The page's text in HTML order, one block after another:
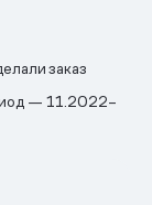
заказ
— 11.2022–